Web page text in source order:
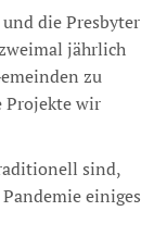
und die Presbyter
jährlich
zu
Projekte wir
sind,
einiges